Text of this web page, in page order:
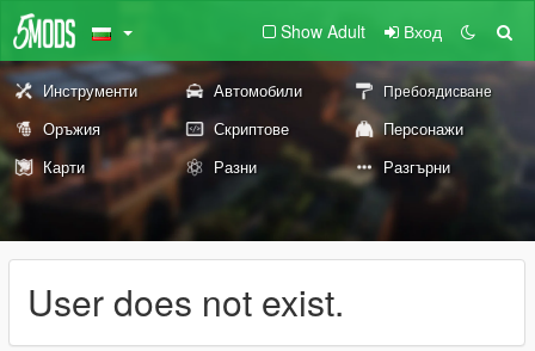
Show Adult Вход
Инструменти Автомобили Пребоядисване
Оръжия Скриптове
Персонажи
Карти
Разни Разгърни
User does not exist.